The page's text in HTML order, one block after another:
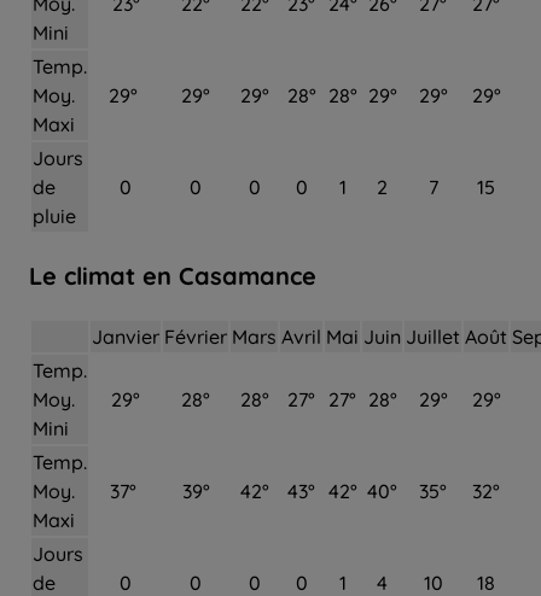
Mini
Temp.
Moy.
Maxi
29° 29° 29° 28° 28° 29° 29° 29°
Jours
de
pluie
0 0 0 0 1 2 7 15
Le climat en Casamance
Janvier Février Mars Avril Mai Juin Juillet Août
Temp.
Moy.
Mini
29° 28° 28° 27° 27° 28° 29° 29°
Temp.
Moy.
Maxi
37° 39° 42° 43° 42° 40° 35° 32°
Jours
de
0 0 0 0 1 4 10 18